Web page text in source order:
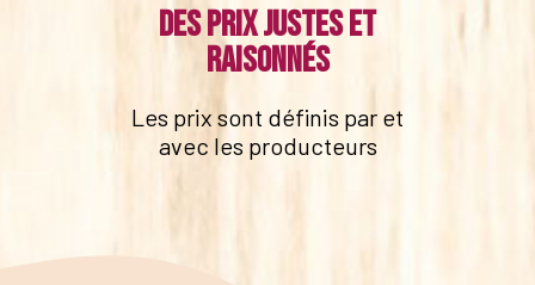
Des prix justes et
raisonnés
Les prix sont définis par et
avec les producteurs